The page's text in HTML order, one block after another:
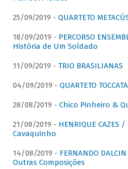
25/09/2019 - QUARTETO
18/09/2019 - PERCORSO
História de Um Soldado
11/09/2019 - TRIO BRASILIANAS
04/09/2019 - QUARTETO
28/08/2019 - Chico Pinheiro &
21/08/2019 - HENRIQUE CAZES
Cavaquinho
14/08/2019 - FERNANDO
Outras Composições